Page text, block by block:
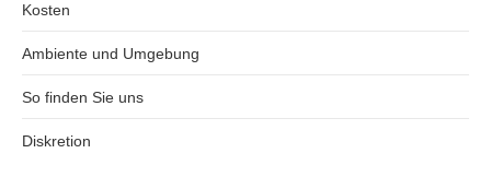
Kosten
Ambiente und Umgebung
So finden Sie uns
Diskretion